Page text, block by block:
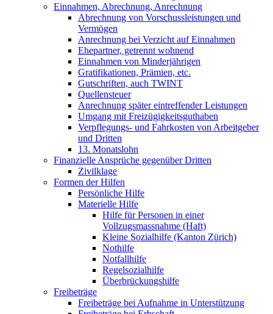
Einnahmen, Abrechnung, Anrechnung
Abrechnung von Vorschussleistungen und
Vermögen
Anrechnung bei Verzicht auf Einnahmen
Ehepartner, getrennt wohnend
Einnahmen von Minderjährigen
Gratifikationen, Prämien, etc.
Gutschriften, auch TWINT
Quellensteuer
Anrechnung später eintreffender Leistungen
Umgang mit Freizügigkeitsguthaben
Verpflegungs- und Fahrkosten von Arbeitgeber
und Dritten
13. Monatslohn
Finanzielle Ansprüche gegenüber Dritten
Zivilklage
Formen der Hilfen
Persönliche Hilfe
Materielle Hilfe
Hilfe für Personen in einer
Vollzugsmassnahme (Haft)
Kleine Sozialhilfe (Kanton Zürich)
Nothilfe
Notfallhilfe
Regelsozialhilfe
Überbrückungshilfe
Freibeträge
Freibeträge bei Aufnahme in Unterstützung